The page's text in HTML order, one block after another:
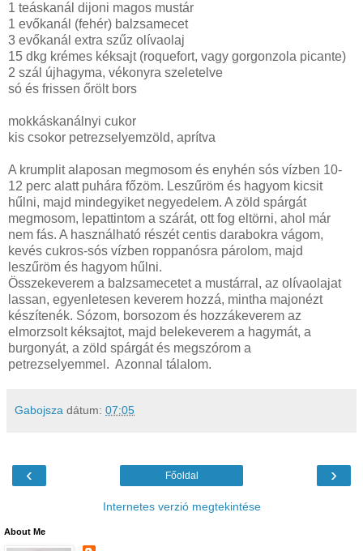
1 teáskanál dijoni magos mustár
1 evőkanál (fehér) balzsamecet
3 evőkanál extra szűz olívaolaj
15 dkg krémes kéksajt (roquefort, vagy gorgonzola picante)
2 szál újhagyma, vékonyra szeletelve
só és frissen őrölt bors
mokkáskanálnyi cukor
kis csokor petrezselyemzöld, aprítva
A krumplit alaposan megmosom és enyhén sós vízben 10-
12 perc alatt puhára főzöm. Leszűröm és hagyom kicsit
hűlni, majd mindegyiket negyedelem. A zöld spárgát
megmosom, lepattintom a szárát, ott fog eltörni, ahol már
nem fás. A használható részét centis darabokra vágom,
kevés cukros-sós vízben roppanósra párolom, majd
leszűröm és hagyom hűlni.
Összekeverem a balzsamecetet a mustárral, az olívaolajat
lassan, egyenletesen keverem hozzá, mintha majonézt
készítenék. Sózom, borsozom és hozzákeverem az
elmorzsolt kéksajtot, majd belekeverem a hagymát, a
burgonyát, a zöld spárgát és megszórom a
petrezselyemmel. Azonnal tálalom.
Gabojsza dátum: 07:05
‹ ›
Főoldal
Internetes verzió megtekintése
About Me